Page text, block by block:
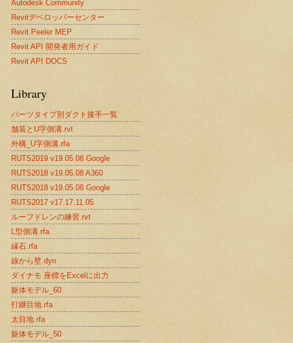
Autodesk Community
Revitデベロッパーセンター
Revit Peeler MEP
Revit API 開発者用ガイド
Revit API DOCS
Library
パーツタイプ別ダクト接手一覧
舗装とU字側溝.rvt
外構_U字側溝.rfa
RUTS2019 v19.05.08 Google
RUTS2018 v19.05.08 A360
RUTS2018 v19.05.08 Google
RUTS2017 v17.17.11.05
ルーフドレンの練習.rvt
L型側溝.rfa
縁石.rfa
線から壁.dyn
ダイナモ 座標をExcelに出力
躯体モデル_60
打継目地.rfa
太目地.rfa
躯体モデル_50